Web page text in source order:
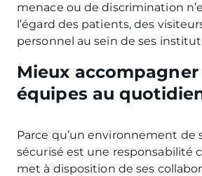
menace ou de discrimination
l’égard des patients, des
personnel au sein de ses
Mieux accompagner
équipes au
Parce qu’un environnement de
sécurisé est une responsabilité
met à disposition de ses